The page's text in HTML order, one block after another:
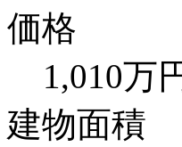
価格
1,010万
建物面積